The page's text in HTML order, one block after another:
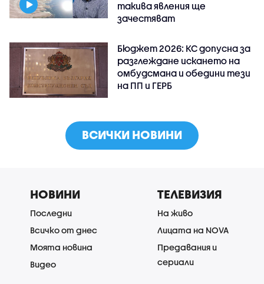
такива явления ще
зачестяват
Бюджет 2026: КС допусна за
разглеждане искането на
омбудсмана и обедини тези
на ПП и ГЕРБ
ВСИЧКИ НОВИНИ
НОВИНИ
Последни
Всичко от днес
Моята новина
Видео
ТЕЛЕВИЗИЯ
На живо
Лицата на NOVA
Предавания и
сериали